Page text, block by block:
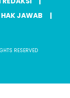
HAK JAWAB
RESERVED